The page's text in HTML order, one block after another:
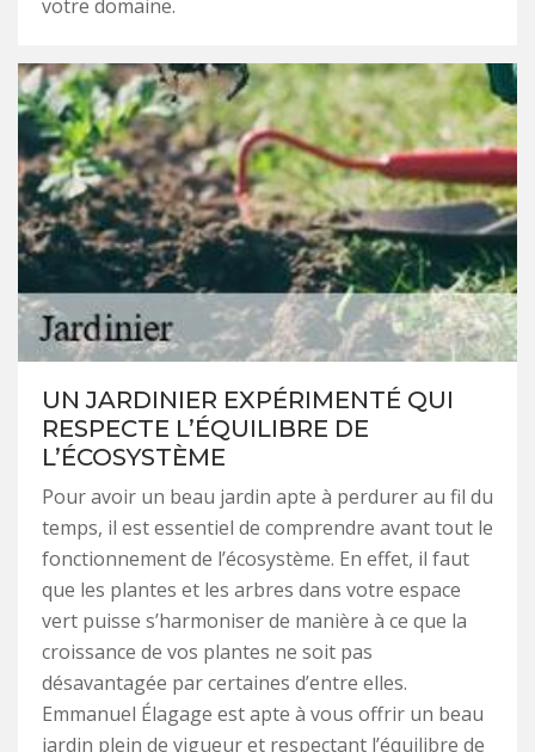
votre domaine.
UN JARDINIER EXPÉRIMENTÉ QUI
RESPECTE L’ÉQUILIBRE DE
L’ÉCOSYSTÈME
Pour avoir un beau jardin apte à perdurer au fil du
temps, il est essentiel de comprendre avant tout le
fonctionnement de l’écosystème. En effet, il faut
que les plantes et les arbres dans votre espace
vert puisse s’harmoniser de manière à ce que la
croissance de vos plantes ne soit pas
désavantagée par certaines d’entre elles.
Emmanuel Élagage est apte à vous offrir un beau
jardin plein de vigueur et respectant l’équilibre de